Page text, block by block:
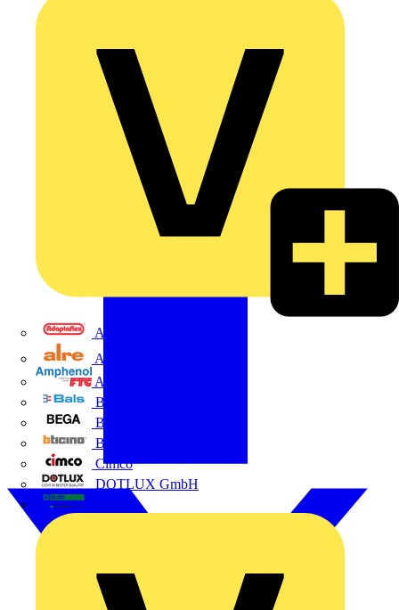
Adaptaflex
Alre
Amphenol FTG
BALS
Bega
Bticino
Cimco
DOTLUX GmbH